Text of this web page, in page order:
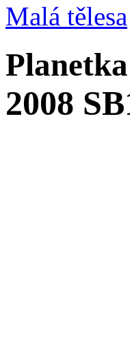
Malá tělesa
Planetka
2008